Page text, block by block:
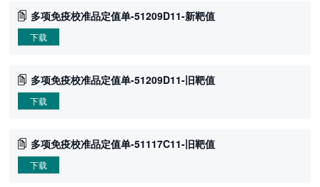
多项免疫校准品定值单-51209D11-新靶值
下载
多项免疫校准品定值单-51209D11-旧靶值
下载
多项免疫校准品定值单-51117C11-旧靶值
下载